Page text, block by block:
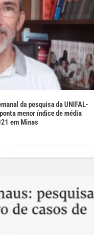
da pesquisa da UNIFAL-
menor índice de média
em Minas